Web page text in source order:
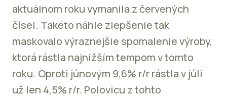
aktuálnom roku vymanila z červených
čísel. Takéto náhle zlepšenie tak
maskovalo výraznejšie spomalenie výroby,
ktorá rástla najnižším tempom v tomto
roku. Oproti júnovým 9,6% r/r rástla v júli
už len 4,5% r/r. Polovicu z tohto